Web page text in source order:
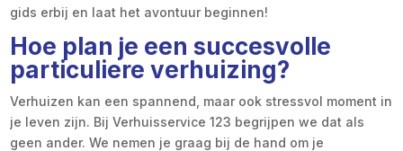
gids erbij en laat het avontuur beginnen!
Hoe plan je een succesvolle
particuliere verhuizing?
Verhuizen kan een spannend, maar ook stressvol moment in
je leven zijn. Bij Verhuisservice 123 begrijpen we dat als
geen ander. We nemen je graag bij de hand om je